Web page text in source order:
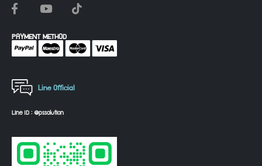
Line Official
Line ID : @pssolution
PAYMENT METHOD